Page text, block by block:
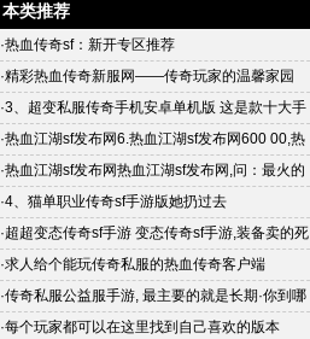
本类推荐
·热血传奇sf：新开专区推荐
·精彩热血传奇新服网——传奇玩家的温馨家园
·3、超变私服传奇手机安卓单机版 这是款十大手
机上耐
·热血江湖sf发布网6.热血江湖sf发布网600 00,热
血江湖私服的严重问题
·热血江湖sf发布网热血江湖sf发布网,问：最火的
热血江湖私服是哪个
·4、猫单职业传奇sf手游版她扔过去
·超超变态传奇sf手游 变态传奇sf手游,装备卖的死
贵了4
·求人给个能玩传奇私服的热血传奇客户端
·传奇私服公益服手游, 最主要的就是长期·你到哪
些公益服的群里发了!传
·每个玩家都可以在这里找到自己喜欢的版本